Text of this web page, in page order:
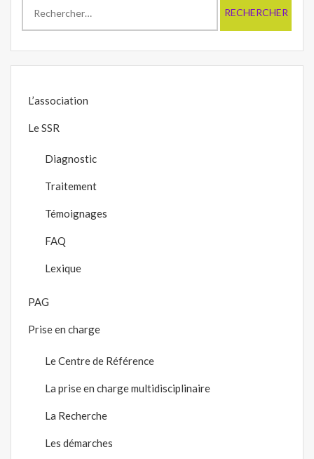
L’association
Le SSR
Diagnostic
Traitement
Témoignages
FAQ
Lexique
PAG
Prise en charge
Le Centre de Référence
La prise en charge multidisciplinaire
La Recherche
Les démarches